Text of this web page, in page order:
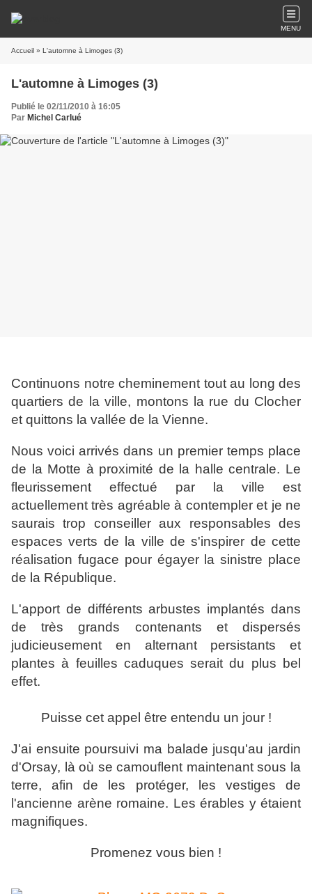
MENU
Accueil » L'automne à Limoges (3)
L'automne à Limoges (3)
Publié le 02/11/2010 à 16:05
Par Michel Carlué
Continuons notre cheminement tout au long des
quartiers de la ville, montons la rue du Clocher
et quittons la vallée de la Vienne.
Nous voici arrivés dans un premier temps place
de la Motte à proximité de la halle centrale. Le
fleurissement effectué par la ville est
actuellement très agréable à contempler et je ne
saurais trop conseiller aux responsables des
espaces verts de la ville de s'inspirer de cette
réalisation fugace pour égayer la sinistre place
de la République.
L'apport de différents arbustes implantés dans
de très grands contenants et dispersés
judicieusement en alternant persistants et
plantes à feuilles caduques serait du plus bel
effet.
Puisse cet appel être entendu un jour !
J'ai ensuite poursuivi ma balade jusqu'au jardin
d'Orsay, là où se camouflent maintenant sous la
terre, afin de les protéger, les vestiges de
l'ancienne arène romaine. Les érables y étaient
magnifiques.
Promenez vous bien !